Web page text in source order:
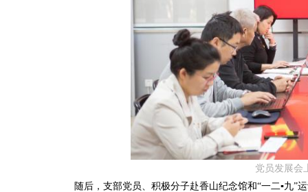
党员发展会
随后，支部党员、积极分子赴香山纪念馆和“一二▪九”运